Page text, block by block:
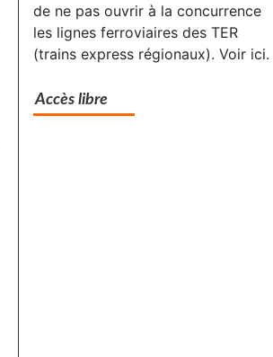
de ne pas ouvrir à la concurrence
les lignes ferroviaires des TER
(trains express régionaux). Voir ici.
Accès libre